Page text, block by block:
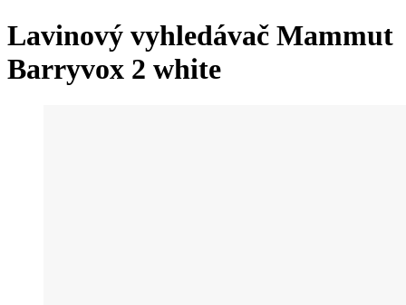
Lavinový vyhledávač Mammut
Barryvox 2 white